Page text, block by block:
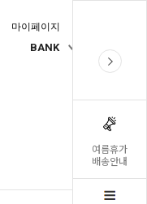
여름휴가
배송안내
마이페이지
BANK